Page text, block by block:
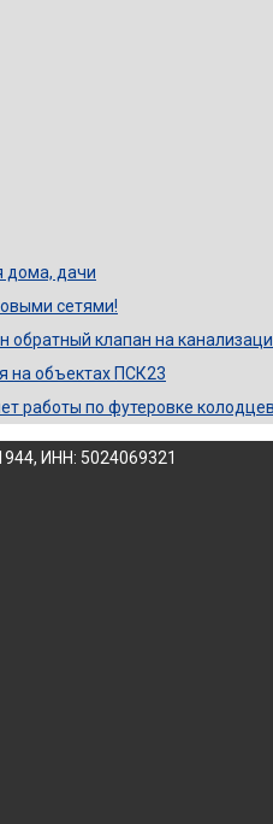
дома, дачи
сетями!
обратный клапан на
на объектах ПСК23
работы по футеровке
ИНН: 5024069321